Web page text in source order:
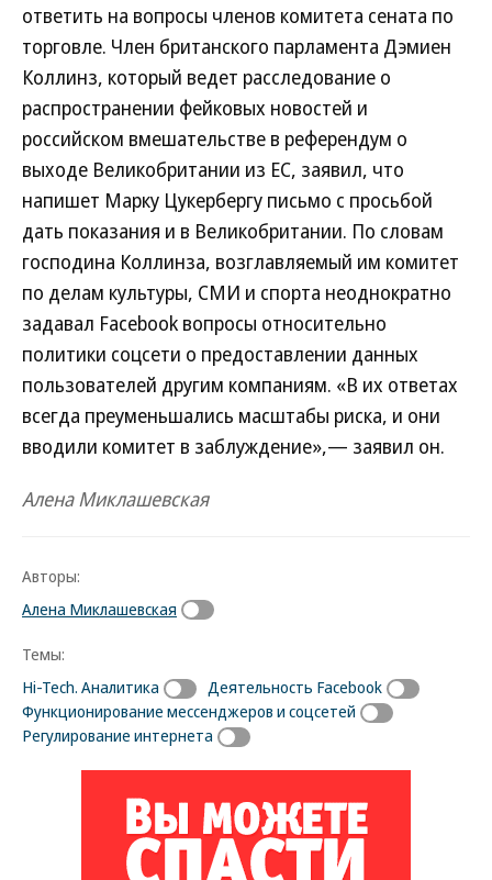
ответить на вопросы членов комитета сената по
торговле. Член британского парламента Дэмиен
Коллинз, который ведет расследование о
распространении фейковых новостей и
российском вмешательстве в референдум о
выходе Великобритании из ЕС, заявил, что
напишет Марку Цукербергу письмо с просьбой
дать показания и в Великобритании. По словам
господина Коллинза, возглавляемый им комитет
по делам культуры, СМИ и спорта неоднократно
задавал Facebook вопросы относительно
политики соцсети о предоставлении данных
пользователей другим компаниям. «В их ответах
всегда преуменьшались масштабы риска, и они
вводили комитет в заблуждение»,— заявил он.
Алена Миклашевская
Авторы:
Алена Миклашевская
Темы:
Hi-Tech. Аналитика
Деятельность Facebook
Функционирование мессенджеров и соцсетей
Регулирование интернета